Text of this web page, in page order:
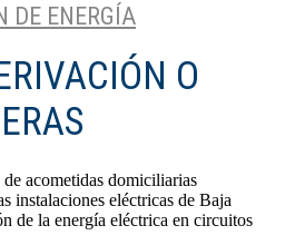
DE ENERGÍA
O
acometidas domiciliarias
instalaciones eléctricas de Baja
de la energía eléctrica en circuitos